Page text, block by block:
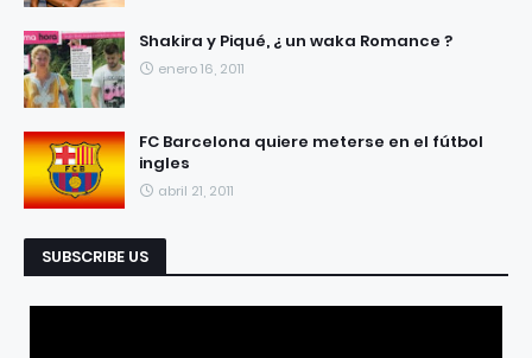
Shakira y Piqué, ¿ un waka Romance ?
enero 16, 2011
FC Barcelona quiere meterse en el fútbol
ingles
abril 21, 2011
SUBSCRIBE US